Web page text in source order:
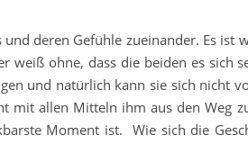
deren Gefühle zueinander. Es ist
weiß ohne, dass die beiden es sich
und natürlich kann sie sich nicht
mit allen Mitteln ihm aus den Weg
Moment ist. Wie sich die